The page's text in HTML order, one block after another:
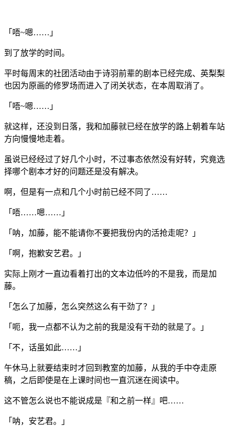
「唔~嗯……」
到了放学的时间。
平时每周末的社团活动由于诗羽前辈的剧本已经完成、英梨梨
也因为原画的修罗场而进入了闭关状态，在本周取消了。
「唔~嗯……」
就这样，还没到日落，我和加藤就已经在放学的路上朝着车站
方向慢慢地走着。
虽说已经经过了好几个小时，不过事态依然没有好转，究竟选
择哪个剧本才好的问题还是没有解决。
啊，但是有一点和几个小时前已经不同了……
「唔……嗯……」
「呐，加藤，能不能请你不要把我份内的活抢走呢？」
「啊，抱歉安艺君。」
实际上刚才一直边看着打出的文本边低吟的不是我，而是加
藤。
「怎么了加藤，怎么突然这么有干劲了？」
「呃，我一点都不认为之前的我是没有干劲的就是了。」
「不，话虽如此……」
午休马上就要结束时才回到教室的加藤，从我的手中夺走原
稿，之后即使是在上课时间也一直沉迷在阅读中。
这不管怎么说也不能说成是『和之前一样』吧……
「呐，安艺君。」